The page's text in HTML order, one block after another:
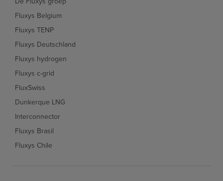
Fluxys Belgium
Fluxys TENP
Fluxys Deutschland
Fluxys hydrogen
Fluxys c-grid
FluxSwiss
Dunkerque LNG
Interconnector
Fluxys Brasil
Fluxys Chile